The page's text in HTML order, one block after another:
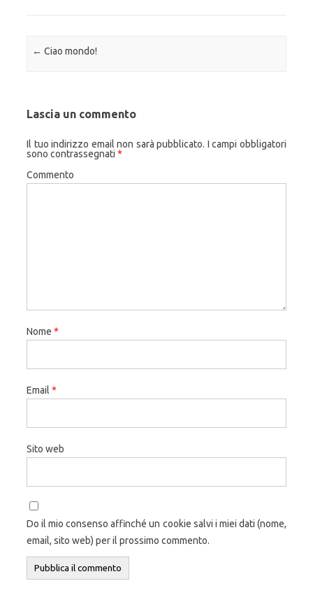
Navigazione articolo
← Ciao mondo!
Lascia un commento
Il tuo indirizzo email non sarà pubblicato. I campi obbligatori
sono contrassegnati *
Commento
Nome *
Email *
Sito web
Do il mio consenso affinché un cookie salvi i miei dati (nome,
email, sito web) per il prossimo commento.